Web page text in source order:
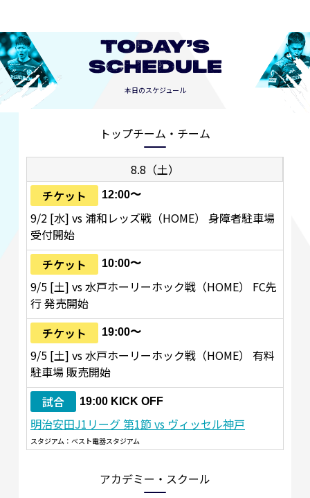
TODAY’S
SCHEDULE
本日のスケジュール
トップチーム・チーム
8.8（土）
チケット
12:00〜
9/2 [水] vs 浦和レッズ戦（HOME） 身障者駐車場
受付開始
チケット
10:00〜
9/5 [土] vs 水戸ホーリーホック戦（HOME） FC先
行 発売開始
チケット
19:00〜
9/5 [土] vs 水戸ホーリーホック戦（HOME） 有料
駐車場 販売開始
試合
19:00 KICK OFF
明治安田J1リーグ 第1節 vs ヴィッセル神戸
スタジアム：ベスト電器スタジアム
アカデミー・スクール